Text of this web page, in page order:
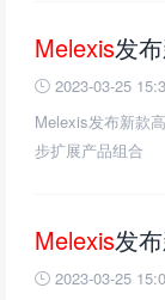
Melexis发布新款
2023-03-25
Melexis发布新款
步扩展产品组合
Melexis发布新款
2023-03-25